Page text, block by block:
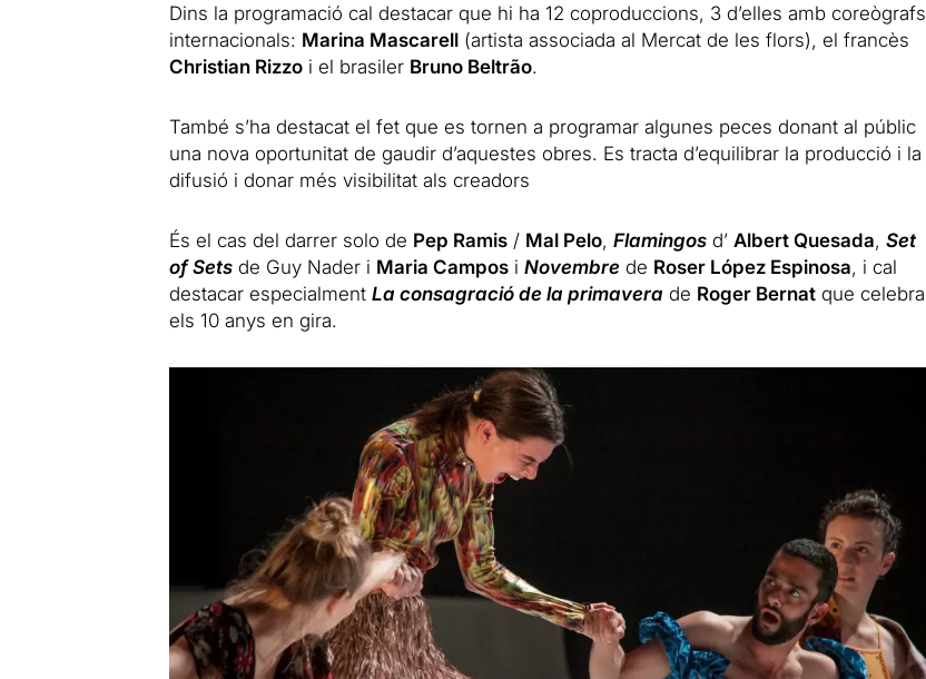
Dins la programació cal destacar que hi ha 12 coproduccions, 3 d’elles amb coreògrafs
internacionals: Marina Mascarell(artista associada al Mercat de les flors), el francès
Christian Rizzoi el brasiler Bruno Beltrão.
També s’ha destacat el fet que es tornen a programar algunes peces donant al públic
una nova oportunitat de gaudir d’aquestes obres. Es tracta d’equilibrar la producció i la
difusió i donar més visibilitat als creadors
És el cas del darrer solo de Pep Ramis/ Mal Pelo, Flamingosd’ Albert Quesada, Set
of Setsde Guy Nader i Maria Camposi Novembre de Roser López Espinosa, i cal
destacar especialment La consagració de la primavera de Roger Bernatque celebra
els 10 anys en gira.